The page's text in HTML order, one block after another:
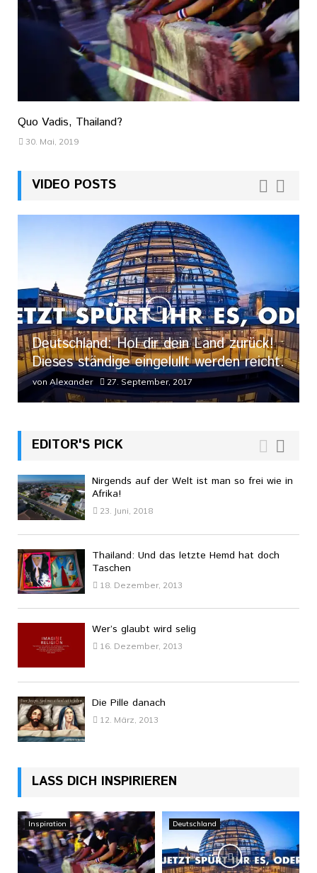
Quo Vadis, Thailand?
30. Mai, 2019
VIDEO POSTS
Deutschland: Hol dir dein Land zurück!
Dieses ständige eingelullt werden reicht.
von Alexander 27. September, 2017
EDITOR'S PICK
Nirgends auf der Welt ist man so frei wie in
Afrika!
23. Juni, 2018
Thailand: Und das letzte Hemd hat doch
Taschen
18. Dezember, 2013
Wer’s glaubt wird selig
16. Dezember, 2013
Die Pille danach
12. März, 2013
LASS DICH INSPIRIEREN
Inspiration Deutschland